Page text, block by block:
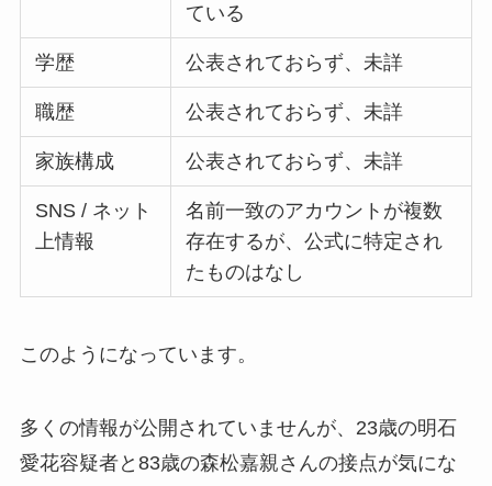
ている
学歴 公表されておらず、未詳
職歴 公表されておらず、未詳
家族構成 公表されておらず、未詳
SNS / ネット
上情報
名前一致のアカウントが複数
存在するが、公式に特定され
たものはなし
このようになっています。
多くの情報が公開されていませんが、23歳の明石
愛花容疑者と83歳の森松嘉親さんの接点が気にな